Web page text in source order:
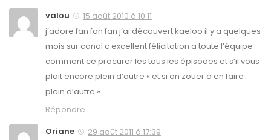
valou
15 août 2010 à 10:11
j’adore fan fan fan j’ai découvert kaeloo il y a quelques
mois sur canal c excellent félicitation a toute l’équipe
comment ce procurer les tous les épisodes et s’il vous
plait encore plein d’autre « et si on zouer a en faire
plein d’autre »
Répondre
Oriane
29 août 2011 à 17:39